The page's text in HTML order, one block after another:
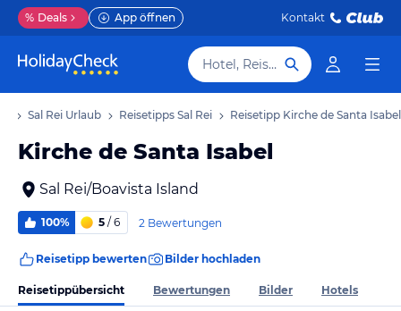
% Deals App öffnen Kontakt
Hotel, Reiseziel
Sal Rei Urlaub Reisetipps Sal Rei Reisetipp Kirche de Santa Isabel
Kirche de Santa Isabel
Sal Rei/Boavista Island
100% 5 / 6 2 Bewertungen
Reisetipp bewerten Bilder hochladen
Reisetippübersicht Bewertungen Bilder Hotels